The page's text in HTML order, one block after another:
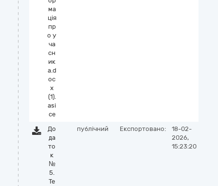
ма
ція
пр
о у
ча
сн
ик
а.d
oc
x
(1).
asi
ce
До
да
то
к
№
5.
Те
публічний Експортовано:
18-02-
2026,
15:23:20